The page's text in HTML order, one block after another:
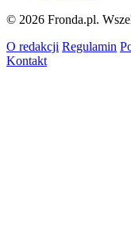
© 2026 Fronda.pl.
O redakcji Regulamin
Kontakt